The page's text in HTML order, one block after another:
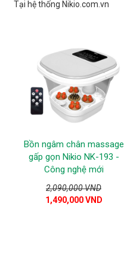
Tại hệ thống Nikio.com.vn
Bồn ngâm chân massage
gấp gọn Nikio NK-193 -
Công nghệ mới
2,090,000 VND
1,490,000 VND